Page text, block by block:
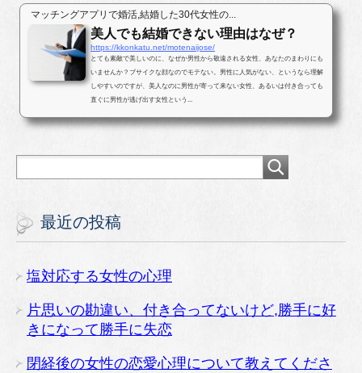
マッチングアプリで婚活,結婚した30代女性の...
美人でも結婚できない理由はなぜ？
https://kkonkatu.net/motenaijose/
とても素敵で美しいのに、なぜか男性から敬遠される女性、あなたのまわりにも
いませんか？ブサイクな顔なのでモテない。男性に人気がない、というなら理解
しやすいのですが、美人なのに男性が寄って来ない女性、あるいは付き合っても
直ぐに男性が逃げ出す女性という...
最近の投稿
塩対応する女性の心理
片思いの勘違い、付き合ってないけど,勝手に好
きになって勝手に失恋
閉経後の女性の恋愛心理について教えてくださ